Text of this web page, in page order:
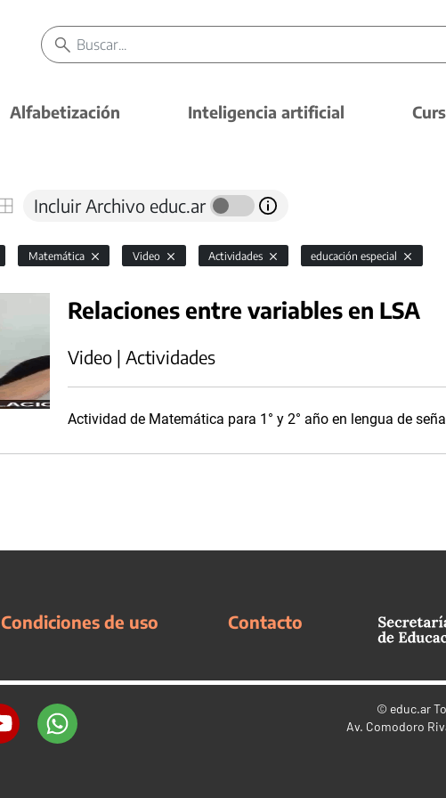
Alfabetización Inteligencia artificial
Incluir Archivo educ.ar
Matemática Video Actividades educación especial
Relaciones entre variables en LSA
Video | Actividades
Actividad de Matemática para 1° y 2° año en lengua de
Condiciones de uso Contacto
© educ.ar
Av. Comodoro